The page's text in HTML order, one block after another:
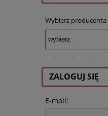
Wybierz producenta
ZALOGUJ SIĘ
E-mail: